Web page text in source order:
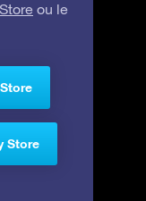
ou le
Store